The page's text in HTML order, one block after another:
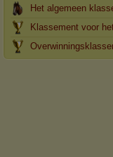
Het algemeen
Klassement voor